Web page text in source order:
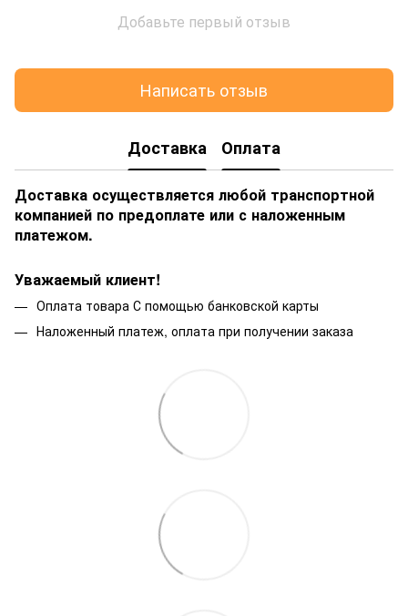
Добавьте первый отзыв
Написать отзыв
Доставка Оплата
Доставка осуществляется любой транспортной
компанией по предоплате или с наложенным
платежом.
Уважаемый клиент!
Оплата товара С помощью банковской карты
Наложенный платеж, оплата при получении заказа